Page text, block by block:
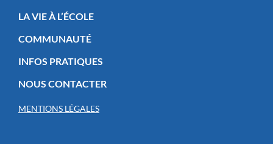
LA VIE À L’ÉCOLE
COMMUNAUTÉ
INFOS PRATIQUES
NOUS CONTACTER
MENTIONS LÉGALES